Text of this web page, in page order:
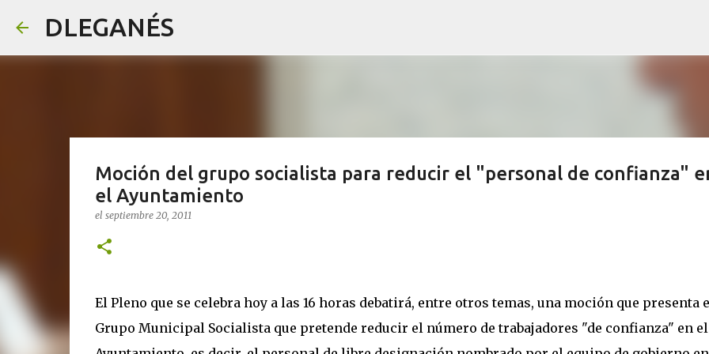
DLEGANÉS
Moción del grupo socialista para reducir el "personal de confianza"
el Ayuntamiento
el septiembre 20, 2011
El Pleno que se celebra hoy a las 16 horas debatirá, entre otros temas, una moción que presenta
Grupo Municipal Socialista que pretende reducir el número de trabajadores "de confianza" en el